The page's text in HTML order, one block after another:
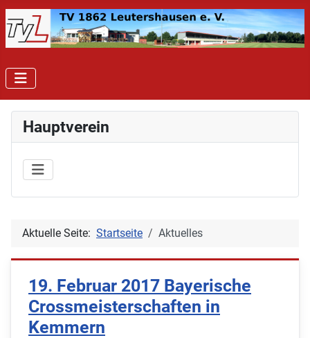
Hauptverein
Aktuelle Seite: Startseite Aktuelles
19. Februar 2017 Bayerische
Crossmeisterschaften in
Kemmern